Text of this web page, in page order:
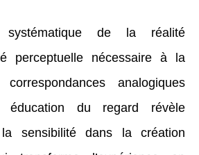
systématique de la réalité
perceptuelle nécessaire à la
analogiques
éducation du regard révèle
la sensibilité dans la création